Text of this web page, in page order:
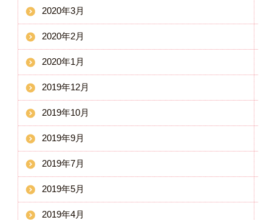
2020年3月
2020年2月
2020年1月
2019年12月
2019年10月
2019年9月
2019年7月
2019年5月
2019年4月